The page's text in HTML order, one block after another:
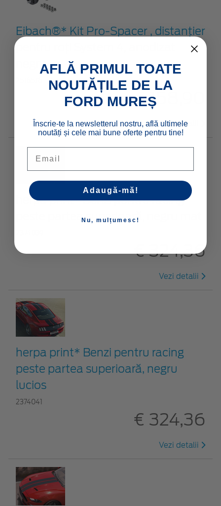
Eibach®* Kit Pro-Spacer , distanțier
negru
€ 158,90
Vezi detalii
herpa print* Benzi pentru racing
peste partea superioară, negru mat
€ 324,36
Vezi detalii
herpa print* Benzi pentru racing
peste partea superioară, negru
lucios
2374041
€ 324,36
Vezi detalii
AFLĂ PRIMUL TOATE
NOUTĂȚILE DE LA
FORD MUREȘ
Înscrie-te la newsletterul nostru, află ultimele
noutăți și cele mai bune oferte pentru tine!
Adaugă-mă!
Nu, mulțumesc!